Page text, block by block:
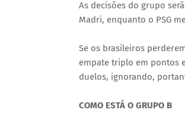
As decisões do grupo
Madri, enquanto o PSG
Se os brasileiros
empate triplo em pontos
duelos, ignorando,
COMO ESTÁ O GRUPO B